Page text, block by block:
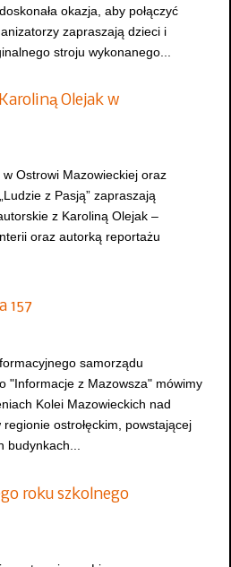
okazja, aby połączyć
zapraszają dzieci i
stroju wykonanego...
Olejak w
Ostrowi Mazowieckiej oraz
z Pasją” zapraszają
z Karoliną Olejak –
oraz autorką reportażu
157
samorządu
"Informacje z Mazowsza" mówimy
Kolei Mazowieckich nad
ostrołęckim, powstającej
budynkach...
roku szkolnego